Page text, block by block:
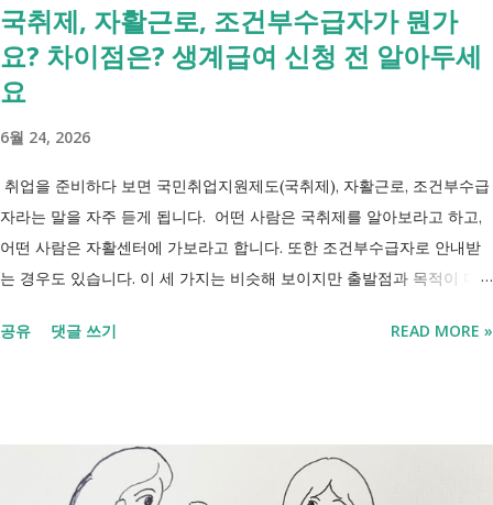
요?" 결론부터 말씀드리면 부모와 함께 거주한다는 이유만으로 장애인연
금을 받을 수 없는 것은 아닙니다. 많은 분들이 이번 업무계획에 포함된
'중증장애인 생계급여 부양의무자 기준 폐지' 와 장애인연금 을 같은 제도
연금 생계급여 목적 장애로 인한 ...
국취제, 자활근로, 조건부수급자가 뭔가
요? 차이점은? 생계급여 신청 전 알아두세
요
6월 24, 2026
취업을 준비하다 보면 국민취업지원제도(국취제), 자활근로, 조건부수급
자라는 말을 자주 듣게 됩니다. 어떤 사람은 국취제를 알아보라고 하고,
어떤 사람은 자활센터에 가보라고 합니다. 또한 조건부수급자로 안내받
는 경우도 있습니다. 이 세 가지는 비슷해 보이지만 출발점과 목적이 다
것조차 포기하고 싶어집니다. 그래서 포기하지 않길 바라는 마음에 쉽게
눈에 비교해 보세요 구분 국민취업지원제도 자활근로 조건부수급자 운영
고용노동부 보건복지부·지자체 보건복지부·지자체 대상 취업을 원하는
공유 댓글 쓰기 READ MORE »